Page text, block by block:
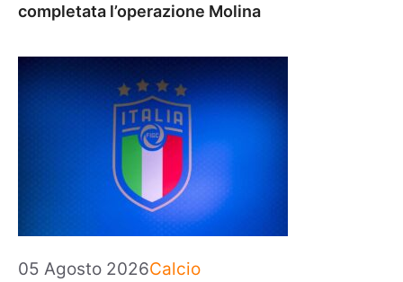
completata l’operazione Molina
05 Agosto 2026Categorie
Calcio